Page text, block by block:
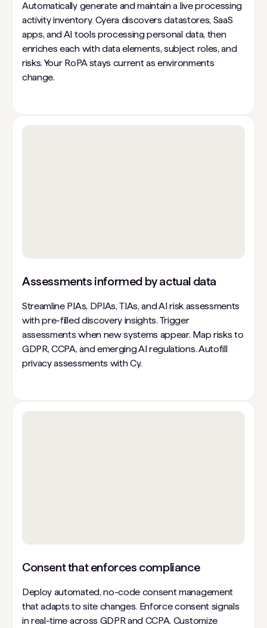
Automatically generate and maintain a live processing
activity inventory. Cyera discovers datastores, SaaS
apps, and AI tools processing personal data, then
enriches each with data elements, subject roles, and
risks. Your RoPA stays current as environments
change.
Assessments informed by actual data
Streamline PIAs, DPIAs, TIAs, and AI risk assessments
with pre-filled discovery insights. Trigger
assessments when new systems appear. Map risks to
GDPR, CCPA, and emerging AI regulations. Autofill
privacy assessments with Cy.
Consent that enforces compliance
Deploy automated, no-code consent management
that adapts to site changes. Enforce consent signals
in real-time across GDPR and CCPA. Customize